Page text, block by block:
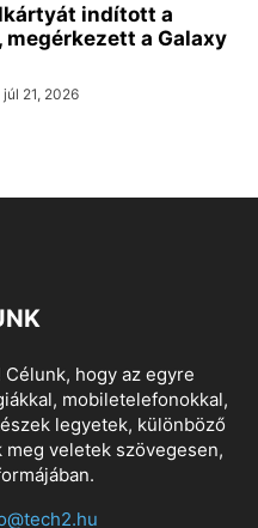
indított a
megérkezett a Galaxy
júl 21, 2026
hogy az egyre
mobiletelefonokkal,
legyetek, különböző
veletek szövegesen,